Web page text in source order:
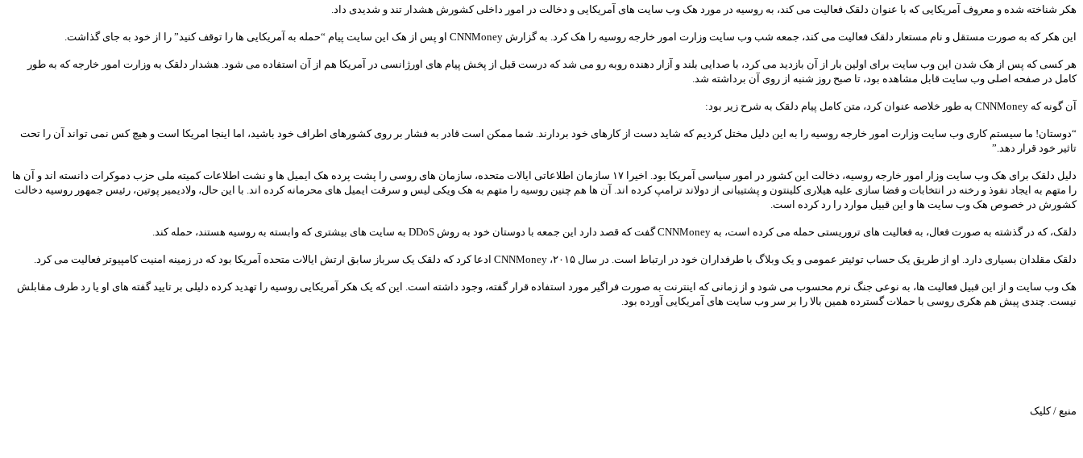
هکر شناخته شده و معروف آمریکایی که با عنوان دلقک فعالیت می کند، به روسیه در مورد هک وب سایت های آمریکایی و دخالت در امور داخلی کشورش هشدار تند و شدیدی داد.
این هکر که به صورت مستقل و نام مستعار دلقک فعالیت می کند، جمعه شب وب سایت وزارت امور خارجه روسیه را هک کرد. به گزارش CNNMoney او پس از هک این سایت پیام “حمله به آمریکایی ها را توقف کنید” را از خود به جای گذاشت.
هر کسی که پس از هک شدن این وب سایت برای اولین بار از آن بازدید می کرد، با صدایی بلند و آزار دهنده روبه رو می شد که درست قبل از پخش پیام های اورژانسی در آمریکا هم از آن استفاده می شود. هشدار دلقک به وزارت امور خارجه که به طور
کامل در صفحه اصلی وب سایت قابل مشاهده بود، تا صبح روز شنبه از روی آن برداشته شد.
آن گونه که CNNMoney به طور خلاصه عنوان کرد، متن کامل پیام دلقک به شرح زیر بود:
“دوستان! ما سیستم کاری وب سایت وزارت امور خارجه روسیه را به این دلیل مختل کردیم که شاید دست از کارهای خود بردارند. شما ممکن است قادر به فشار بر روی کشورهای اطراف خود باشید، اما اینجا امریکا است و هیچ کس نمی تواند آن را تحت
تاثیر خود قرار دهد.”
دلیل دلقک برای هک وب سایت وزار امور خارجه روسیه، دخالت این کشور در امور سیاسی آمریکا بود. اخیرا ۱۷ سازمان اطلاعاتی ایالات متحده، سازمان های روسی را پشت پرده هک ایمیل ها و نشت اطلاعات کمیته ملی حزب دموکرات دانسته اند و آن ها
را متهم به ایجاد نفوذ و رخنه در انتخابات و فضا سازی علیه هیلاری کلینتون و پشتیبانی از دولاند ترامپ کرده اند. آن ها هم چنین روسیه را متهم به هک ویکی لیس و سرقت ایمیل های محرمانه کرده اند. با این حال، ولادیمیر پوتین، رئیس جمهور روسیه دخالت
کشورش در خصوص هک وب سایت ها و این قبیل موارد را رد کرده است.
دلقک، که در گذشته به صورت فعال، به فعالیت های تروریستی حمله می کرده است، به CNNMoney گفت که قصد دارد این جمعه با دوستان خود به روش DDoS به سایت های بیشتری که وابسته به روسیه هستند، حمله کند.
دلقک مقلدان بسیاری دارد. او از طریق یک حساب توئیتر عمومی و یک وبلاگ با طرفداران خود در ارتباط است. در سال ۲۰۱۵، CNNMoney ادعا کرد که دلقک یک سرباز سابق ارتش ایالات متحده آمریکا بود که در زمینه امنیت کامپیوتر فعالیت می کرد.
هک وب سایت و از این قبیل فعالیت ها، به نوعی جنگ نرم محسوب می شود و از زمانی که اینترنت به صورت فراگیر مورد استفاده قرار گفته، وجود داشته است. این که یک هکر آمریکایی روسیه را تهدید کرده دلیلی بر تایید گفته های او یا رد طرف مقابلش
نیست. چندی پیش هم هکری روسی با حملات گسترده همین بالا را بر سر وب سایت های آمریکایی آورده بود.
منبع / کلیک